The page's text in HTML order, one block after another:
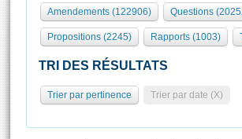
577 députés
Groupes politiques
Commissions et autres organes
Europe et International
Pétitions
Organisation de l'Assemblée
Présidence Conférence des Présidents
Statistiques et chiffres clés
Visite virtuelle du palais Bourbon
Assister à une séance
Amendements (122906) Questions
Propositions (2245) Rapports (1003)
TRI DES RÉSULTATS
Trier par pertinence Trier par date (X)